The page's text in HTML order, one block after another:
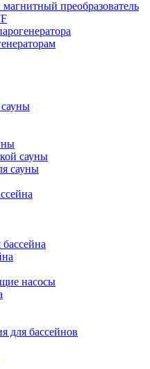
преобразователь
сауны
сауны
насосы
для бассейнов